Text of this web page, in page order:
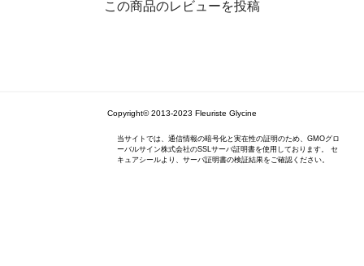
この商品のレビューを投稿
Copyright© 2013-2023 Fleuriste Glycine
当サイトでは、通信情報の暗号化と実在性の証明のため、GMOグロ
ーバルサイン株式会社のSSLサーバ証明書を使用しております。 セ
キュアシールより、サーバ証明書の検証結果をご確認ください。